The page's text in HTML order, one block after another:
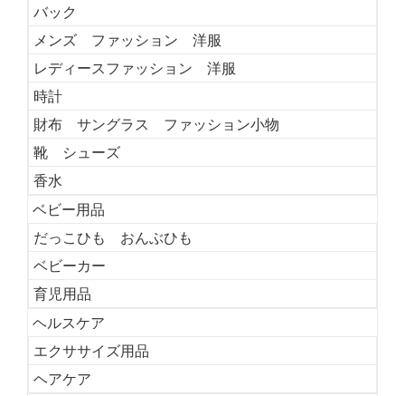
バック
メンズ ファッション 洋服
レディースファッション 洋服
時計
財布 サングラス ファッション小物
靴 シューズ
香水
ベビー用品
だっこひも おんぶひも
ベビーカー
育児用品
ヘルスケア
エクササイズ用品
ヘアケア